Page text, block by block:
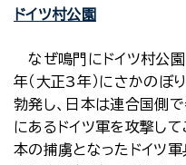
ドイツ村公園
なぜ鳴門にドイツ村公
年（大正3年）にさかのぼ
勃発し、日本は連合国側で
にあるドイツ軍を攻撃して
本の捕虜となったドイツ